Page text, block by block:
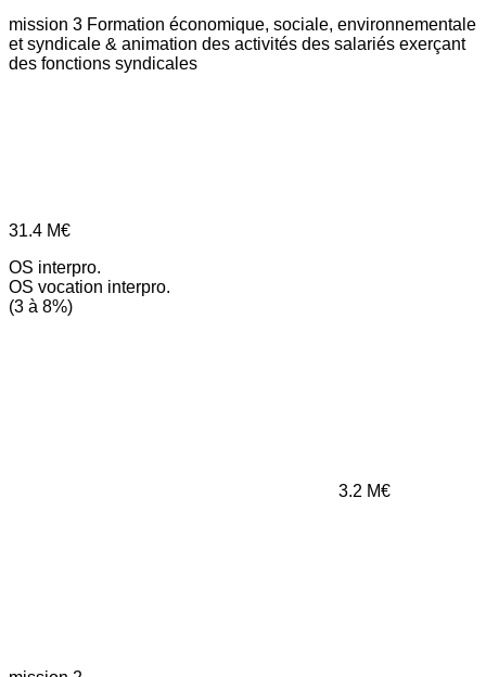
mission 3 Formation économique, sociale, environnementale
et syndicale & animation des activités des salariés exerçant
des fonctions syndicales
31.4 M€
OS interpro.
OS vocation interpro.
(3 à 8%)
3.2 M€